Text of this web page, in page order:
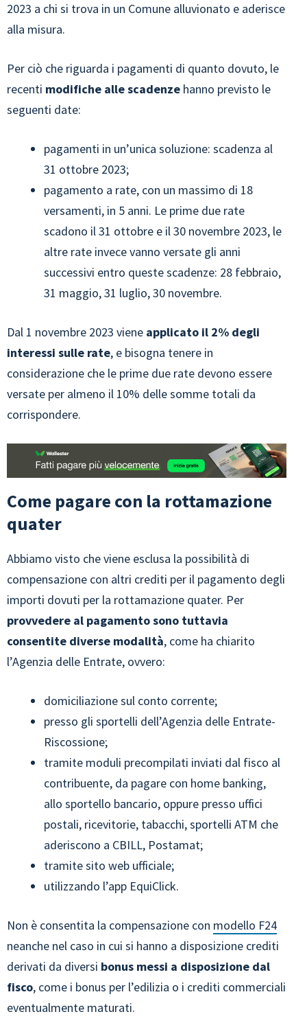
2023 a chi si trova in un Comune alluvionato e aderisce
alla misura.
Per ciò che riguarda i pagamenti di quanto dovuto, le
recenti modifiche alle scadenze hanno previsto le
seguenti date:
pagamenti in un’unica soluzione: scadenza al
31 ottobre 2023;
pagamento a rate, con un massimo di 18
versamenti, in 5 anni. Le prime due rate
scadono il 31 ottobre e il 30 novembre 2023, le
altre rate invece vanno versate gli anni
successivi entro queste scadenze: 28 febbraio,
31 maggio, 31 luglio, 30 novembre.
Dal 1 novembre 2023 viene applicato il 2% degli
interessi sulle rate, e bisogna tenere in
considerazione che le prime due rate devono essere
versate per almeno il 10% delle somme totali da
corrispondere.
Come pagare con la rottamazione
quater
Abbiamo visto che viene esclusa la possibilità di
compensazione con altri crediti per il pagamento degli
importi dovuti per la rottamazione quater. Per
provvedere al pagamento sono tuttavia
consentite diverse modalità, come ha chiarito
l’Agenzia delle Entrate, ovvero:
domiciliazione sul conto corrente;
presso gli sportelli dell’Agenzia delle Entrate-
Riscossione;
tramite moduli precompilati inviati dal fisco al
contribuente, da pagare con home banking,
allo sportello bancario, oppure presso uffici
postali, ricevitorie, tabacchi, sportelli ATM che
aderiscono a CBILL, Postamat;
tramite sito web ufficiale;
utilizzando l’app EquiClick.
Non è consentita la compensazione con modello F24
neanche nel caso in cui si hanno a disposizione crediti
derivati da diversi bonus messi a disposizione dal
fisco, come i bonus per l’edilizia o i crediti commerciali
eventualmente maturati.